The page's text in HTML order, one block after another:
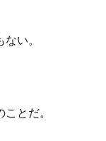
い。
とだ。